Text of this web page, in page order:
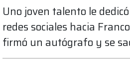
Uno joven talento le
redes sociales hacia
firmó un autógrafo y se